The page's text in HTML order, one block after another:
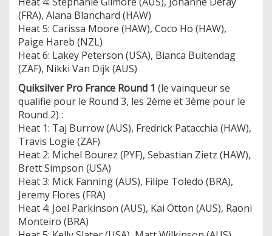
(FRA), Alana Blanchard (HAW)
Heat 5: Carissa Moore (HAW), Coco Ho (HAW),
Paige Hareb (NZL)
Heat 6: Lakey Peterson (USA), Bianca Buitendag
(ZAF), Nikki Van Dijk (AUS)
Quiksilver Pro France Round 1 (le vainqueur se
qualifie pour le Round 3, les 2ème et 3ème pour le
Round 2) :
Heat 1: Taj Burrow (AUS), Fredrick Patacchia (HAW),
Travis Logie (ZAF)
Heat 2: Michel Bourez (PYF), Sebastian Zietz (HAW),
Brett Simpson (USA)
Heat 3: Mick Fanning (AUS), Filipe Toledo (BRA),
Jeremy Flores (FRA)
Heat 4: Joel Parkinson (AUS), Kai Otton (AUS), Raoni
Monteiro (BRA)